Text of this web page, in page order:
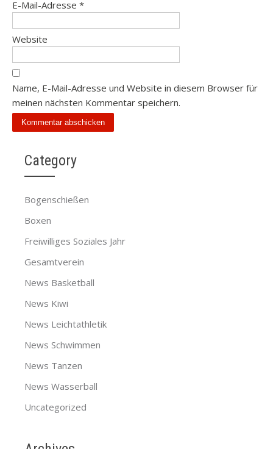
E-Mail-Adresse *
Website
Name, E-Mail-Adresse und Website in diesem Browser für
meinen nächsten Kommentar speichern.
Category
Bogenschießen
Boxen
Freiwilliges Soziales Jahr
Gesamtverein
News Basketball
News Kiwi
News Leichtathletik
News Schwimmen
News Tanzen
News Wasserball
Uncategorized